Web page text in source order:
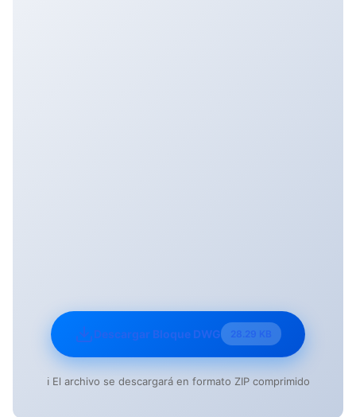
Descargar Bloque DWG 28.29 KB
ℹ️ El archivo se descargará en formato ZIP comprimido